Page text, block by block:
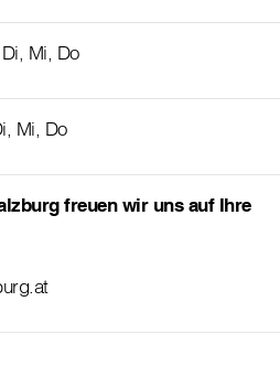
Mi, Do
Mi, Do
freuen wir uns auf Ihre